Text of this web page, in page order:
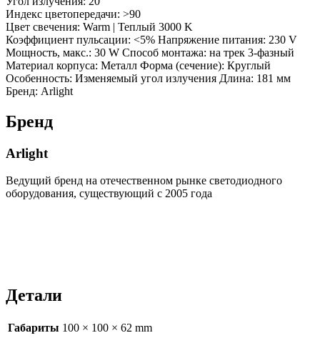
Индекс цветопередачи: >90
Цвет свечения: Warm | Теплый 3000 K
Коэффициент пульсации: <5% Напряжение питания: 230 V
Мощность, макс.: 30 W Способ монтажа: на трек 3-фазный
Материал корпуса: Металл Форма (сечение): Круглый
Особенность: Изменяемый угол излучения Длина: 181 мм
Бренд: Arlight
Бренд
Arlight
Ведущий бренд на отечественном рынке светодиодного
оборудования, существующий с 2005 года
Детали
Габариты 100 × 100 × 62 mm